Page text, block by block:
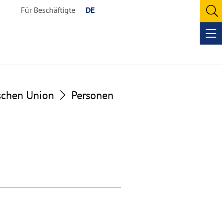
Für Beschäftigte DE
Union
Personen